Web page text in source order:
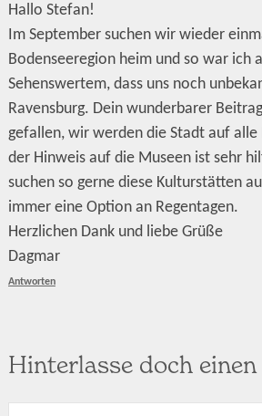
Hallo Stefan!
Im September suchen wir wieder
Bodenseeregion heim und so war ich
Sehenswertem, dass uns noch
Ravensburg. Dein wunderbarer
gefallen, wir werden die Stadt auf alle
der Hinweis auf die Museen ist sehr
suchen so gerne diese Kulturstätten
immer eine Option an Regentagen.
Herzlichen Dank und liebe Grüße
Dagmar
Antworten
Hinterlasse doch